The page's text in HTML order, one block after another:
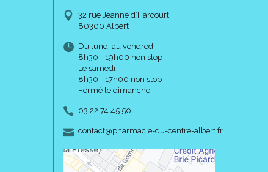
32 rue Jeanne d’Harcourt
80300 Albert
Du lundi au vendredi
8h30 - 19h00 non stop
Le samedi
8h30 - 17h00 non stop
Fermé le dimanche
03 22 74 45 50
contact-
@-
pharmacie-du-centre-albert.fr